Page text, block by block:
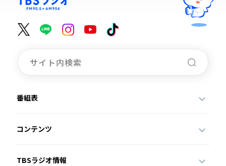
番組表
コンテンツ
TBSラジオ情報